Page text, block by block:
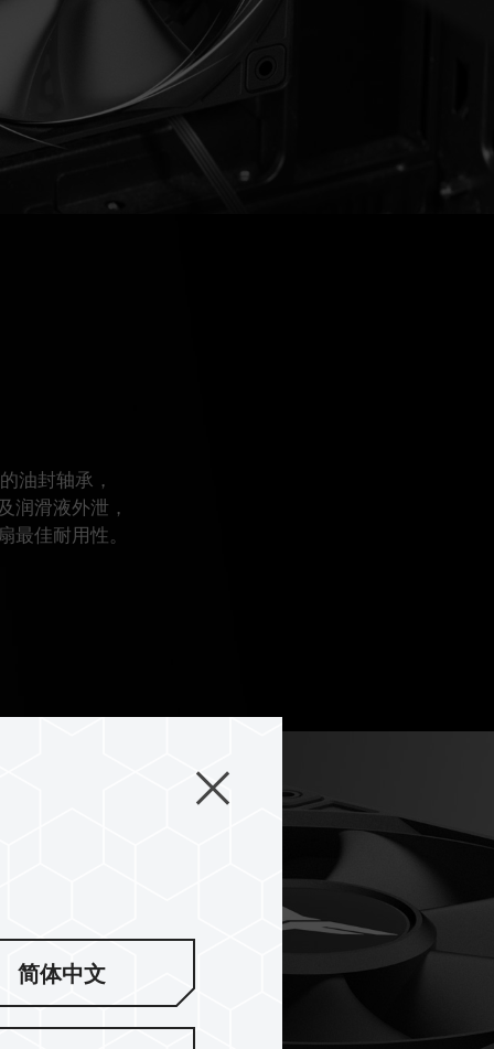
油封轴承，
润滑液外泄，
最佳耐用性。
简体中文